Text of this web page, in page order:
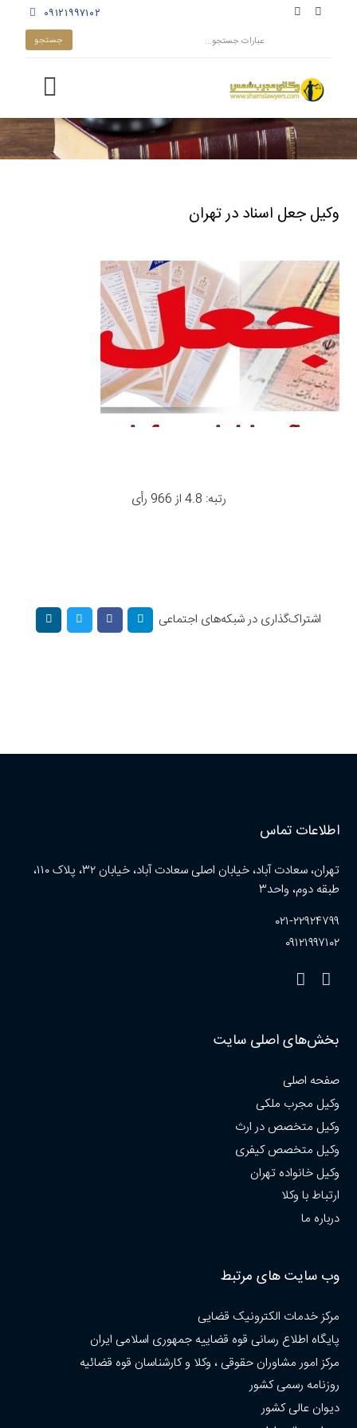
۰۹۱۲۱۹۹۷۱۰۲
وکیل جعل اسناد در تهران
رتبه: 4.8 از 966 رأی
اشتراک‌گذاری در شبکه‌های اجتماعی
اطلاعات تماس
تهران، سعادت آباد، خیابان اصلی سعادت آباد، خیابان ۳۲، پلاک ۱۱۰،
طبقه دوم، واحد۳
۰۲۱-۲۲۹۲۴۷۹۹
۰۹۱۲۱۹۹۷۱۰۲
بخش‌های اصلی سایت
صفحه اصلی
وکیل مجرب ملکی
وکیل متخصص در ارث
وکیل متخصص کیفری
وکیل خانواده تهران
ارتباط با وکلا
درباره ما
وب سایت های مرتبط
مرکز خدمات الکترونیک قضایی
پایگاه اطلاع رسانی قوه قضاییه جمهوری اسلامی ایران
مرکز امور مشاوران حقوقی ، وکلا و کارشناسان قوه قضائیه
روزنامه رسمی کشور
دیوان عالی کشور